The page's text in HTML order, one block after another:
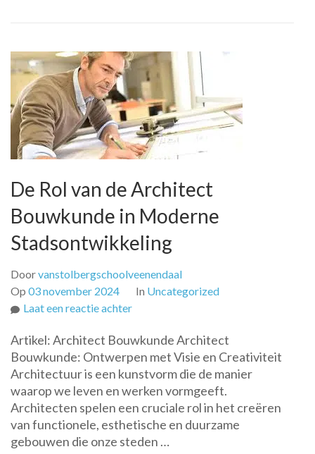
De Rol van de Architect
Bouwkunde in Moderne
Stadsontwikkeling
Doorvanstolbergschoolveenendaal
Op 03 november 2024 In Uncategorized
Laat een reactie achterop
Rol
van
de
Architect
Bouwkunde
in
Moderne
Artikel: Architect Bouwkunde Architect
Bouwkunde: Ontwerpen met Visie en Creativiteit
Architectuur is een kunstvorm die de manier
waarop we leven en werken vormgeeft.
Architecten spelen een cruciale rol in het creëren
van functionele, esthetische en duurzame
gebouwen die onze steden …